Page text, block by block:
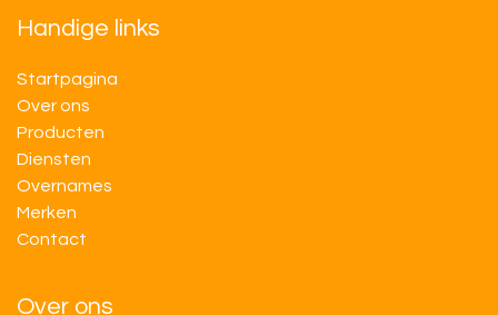
Handige links
Startpagina
Over ons
Producten
Diensten
Overnames
M​​erken
Contact
Over ons